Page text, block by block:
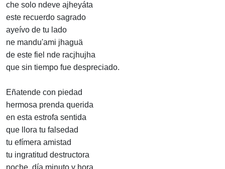
che solo ndeve ajheyáta
este recuerdo sagrado
ayeívo de tu lado
ne mandu'ami jhaguä
de este fiel nde racjhujha
que sin tiempo fue despreciado.
Eñatende con piedad
hermosa prenda querida
en esta estrofa sentida
que llora tu falsedad
tu efímera amistad
tu ingratitud destructora